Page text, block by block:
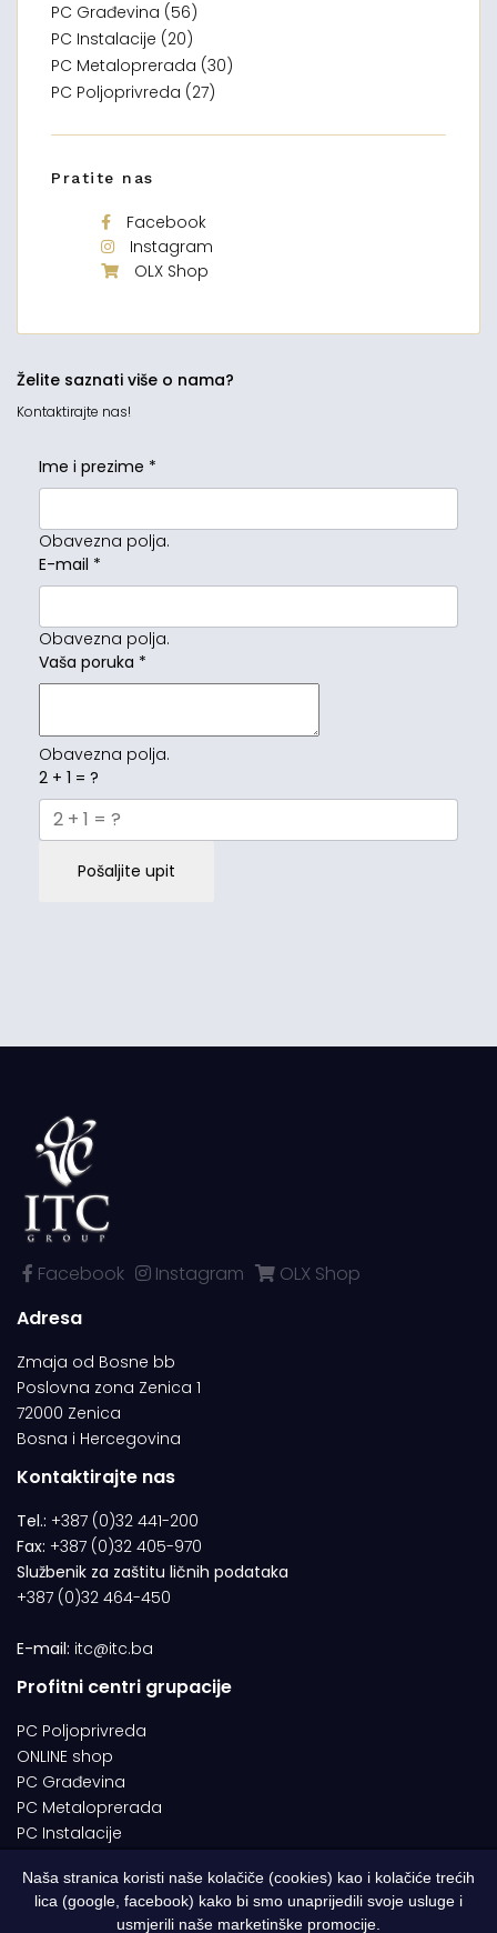
PC Građevina (56)
PC Instalacije (20)
PC Metaloprerada (30)
PC Poljoprivreda (27)
Pratite nas
Facebook
Instagram
OLX Shop
Želite saznati više o nama?
Kontaktirajte nas!
Ime i prezime *
Obavezna polja.
E-mail *
Obavezna polja.
Vaša poruka *
Obavezna polja.
2 + 1 = ?
Pošaljite upit
Facebook Instagram
OLX Shop
Adresa
Zmaja od Bosne bb
Poslovna zona Zenica 1
72000 Zenica
Bosna i Hercegovina
Kontaktirajte nas
Tel.: +387 (0)32 441-200
Fax: +387 (0)32 405-970
Službenik za zaštitu ličnih podataka
+387 (0)32 464-450
E-mail: itc@itc.ba
Profitni centri grupacije
PC Poljoprivreda
ONLINE shop
PC Građevina
PC Metaloprerada
PC Instalacije
© 1994-2026 | ITC d.o.o. Zenica. Sva prava pridržana | Designed by
Naša stranica koristi naše kolačiče (cookies) kao i kolačiće trećih
lica (google, facebook) kako bi smo unaprijedili svoje usluge i
usmjerili naše marketinške promocije.